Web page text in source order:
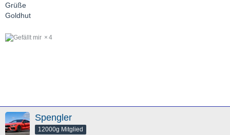
Grüße
Goldhut
4
Spengler
12000g Mitglied